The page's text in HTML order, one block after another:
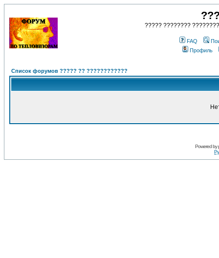
????? ????????
FAQ
Профиль
Список форумов ????? ?? ????????????
Powered by